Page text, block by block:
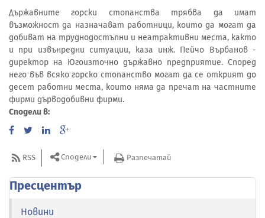
Държавните горски стопанства трябва да имат
възможност да назначават работници, които да могат да
добиват на труднодостъпни и неатрактивни места, както
и при извънредни ситуации, каза инж. Пейчо Върбанов -
директор на Югоизточно държавно предприятие. Според
него във всяко горско стопанство могат да се открият до
десет работни места, които няма да пречат на частните
фирми дърводобивни фирми.
Сподели в:
RSS Сподели Разпечатай
Пресцентър
Новини